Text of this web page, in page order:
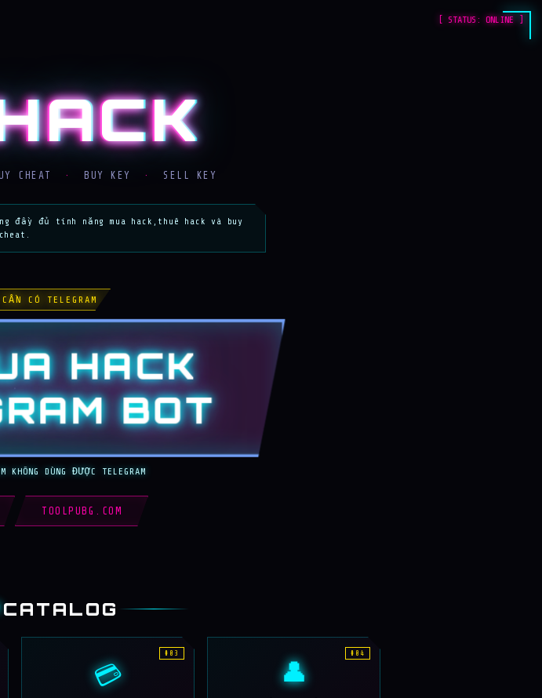
[ STATUS: ONLINE ]
CHEAT · BUY KEY · SELL KEY
đầy đủ tính năng mua hack,thuê hack và buy
cheat.
CÓ TELEGRAM
HACK
BOT
KHÔNG DÙNG ĐƯỢC TELEGRAM
TOOLPUBG.COM
CATALOG
#03
💳
#04
👤